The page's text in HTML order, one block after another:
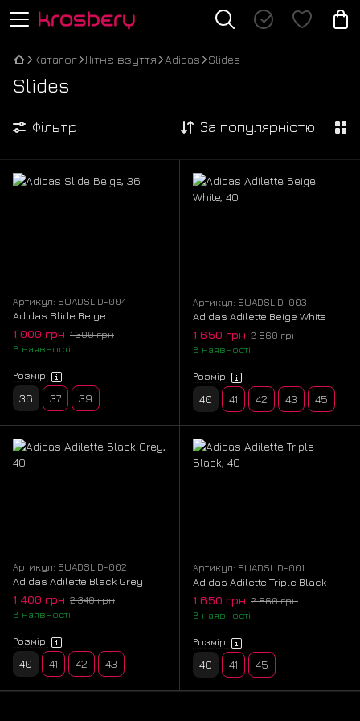
Каталог Літнє взуття Adidas Slides
Slides
Фільтр За популярністю
Артикул: SUADSLID-004
Adidas Slide Beige
1 000 грн 1 300 грн
В наявності
Розмір
36 37 39
Артикул: SUADSLID-003
Adidas Adilette Beige White
1 650 грн 2 860 грн
В наявності
Розмір
40 41 42 43 45
Артикул: SUADSLID-002
Adidas Adilette Black Grey
1 400 грн 2 340 грн
В наявності
Розмір
40 41 42 43
Артикул: SUADSLID-001
Adidas Adilette Triple Black
1 650 грн 2 860 грн
В наявності
Розмір
40 41 45